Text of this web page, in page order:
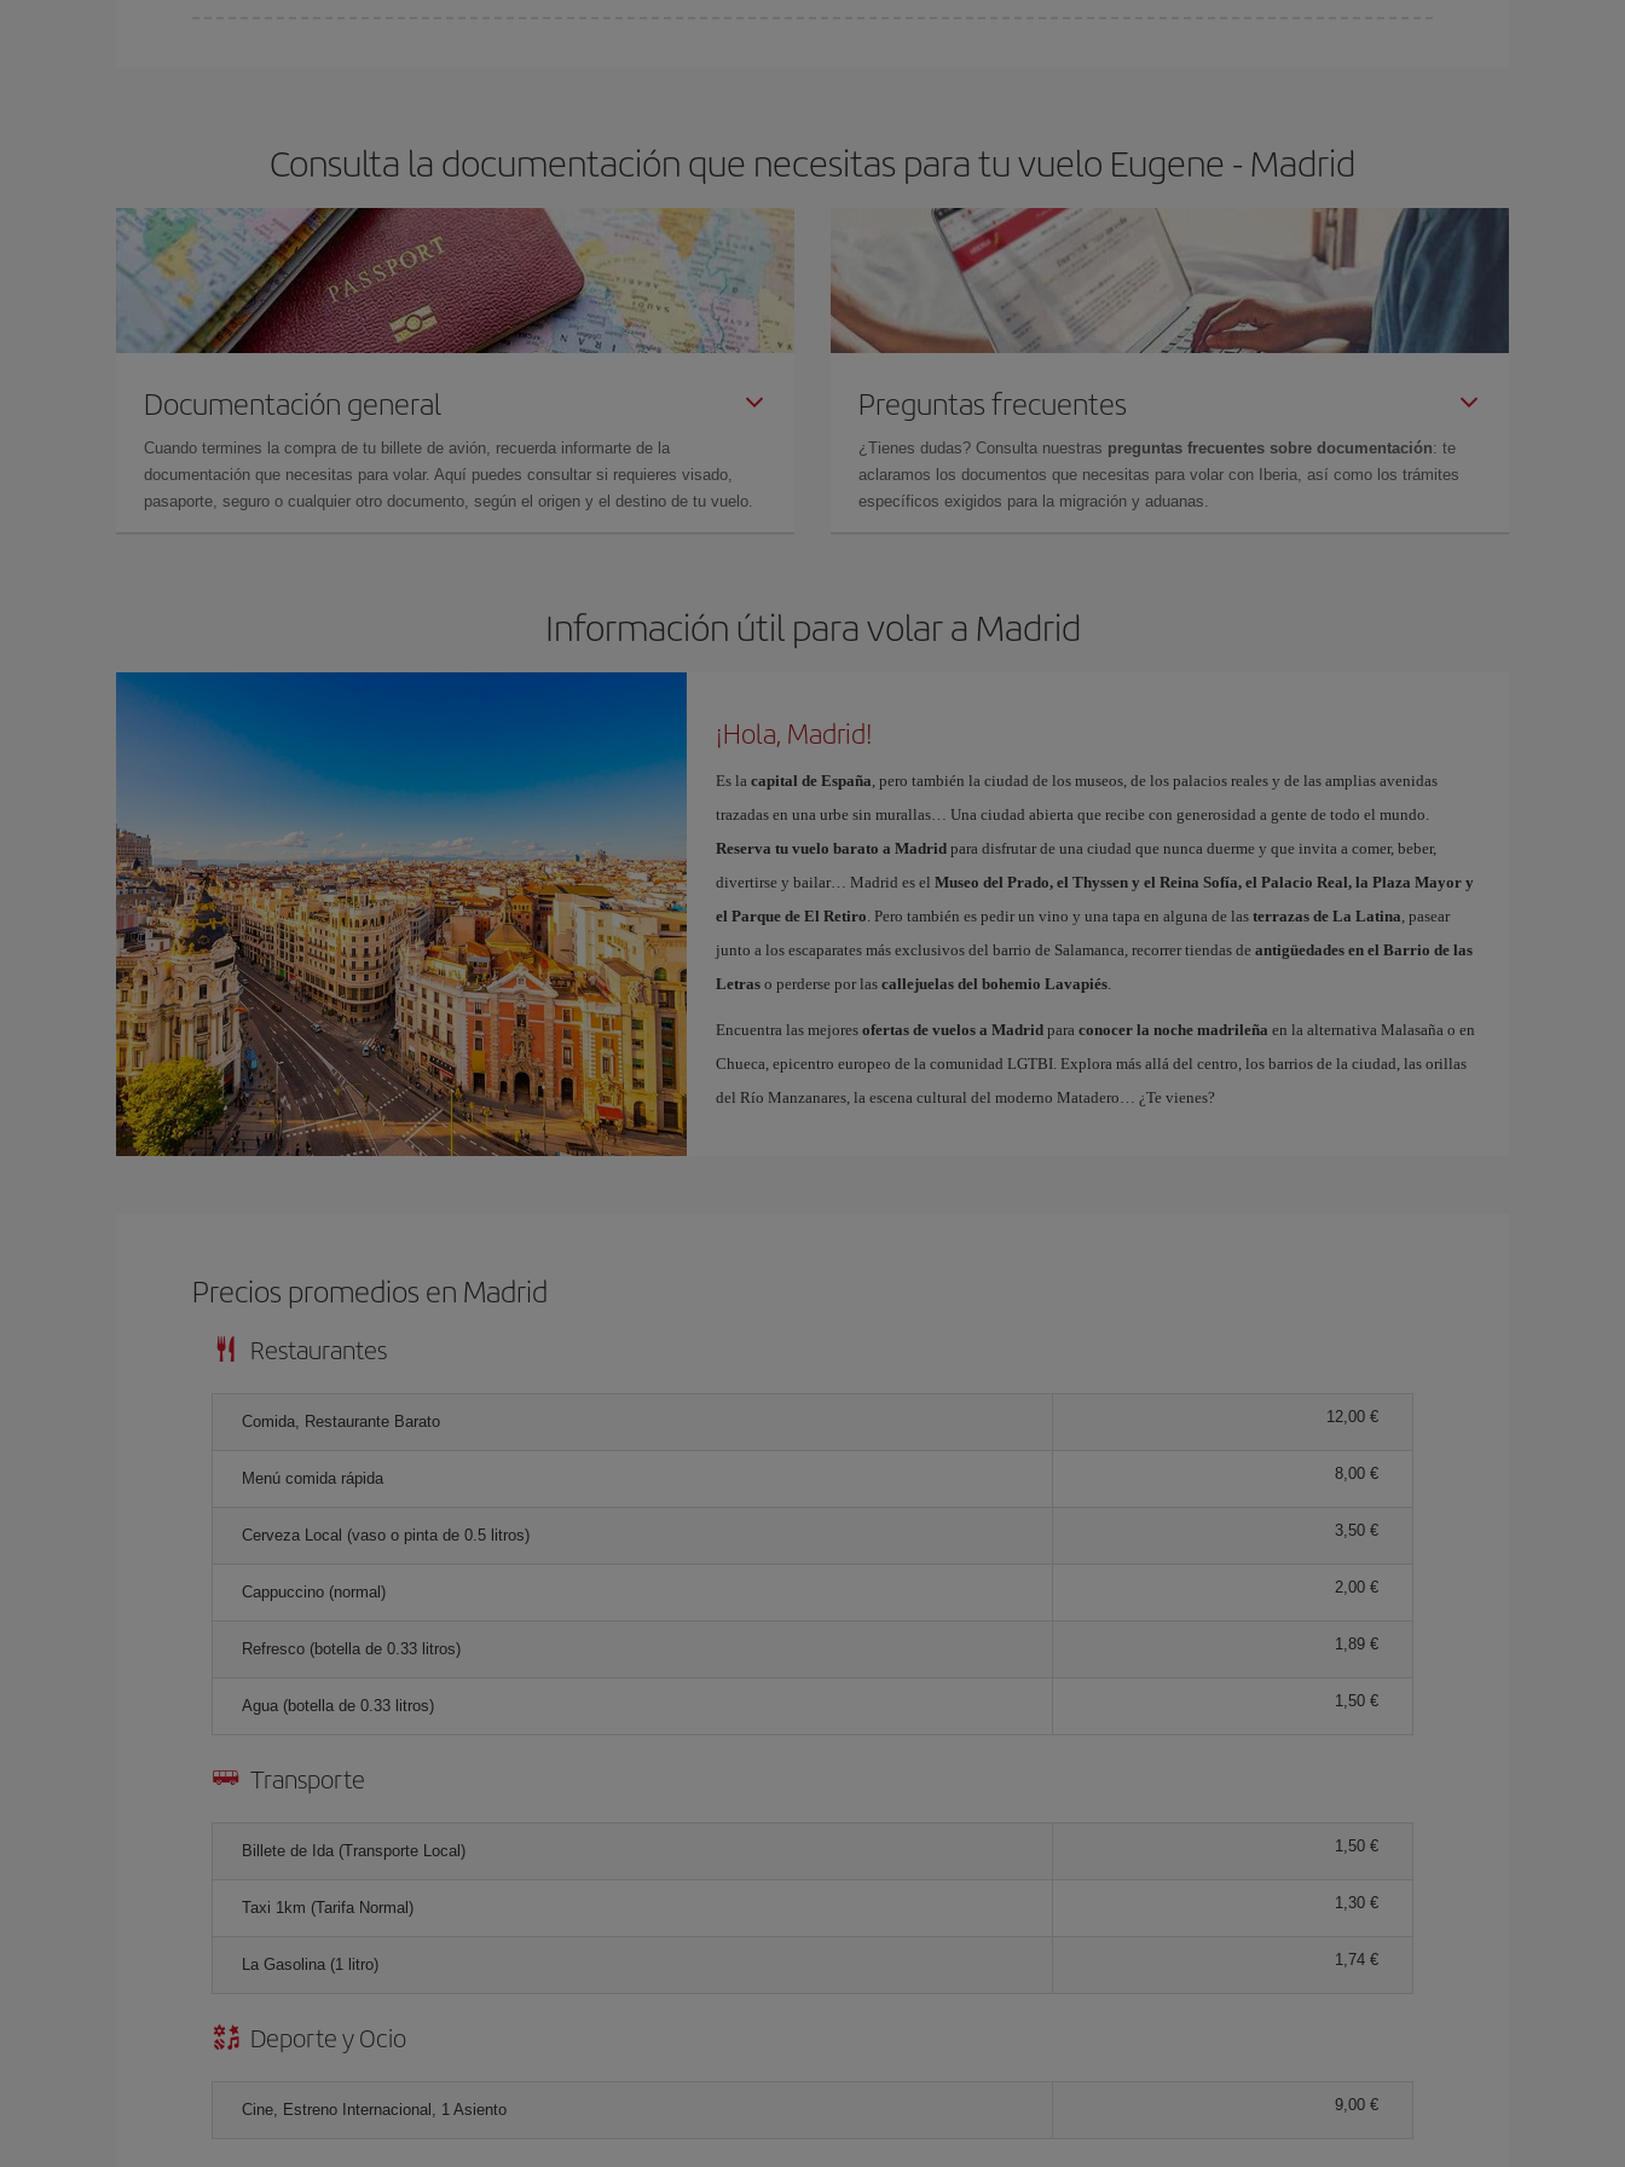
Consulta la documentación que necesitas para tu vuelo Eugene - Madrid
Documentación general
Cuando termines la compra de tu billete de avión, recuerda informarte de la
documentación que necesitas para volar. Aquí puedes consultar si requieres visado,
pasaporte, seguro o cualquier otro documento, según el origen y el destino de tu vuelo.
Preguntas frecuentes
¿Tienes dudas? Consulta nuestras preguntas frecuentes sobre documentación: te
aclaramos los documentos que necesitas para volar con Iberia, así como los trámites
específicos exigidos para la migración y aduanas.
Información útil para volar a Madrid
¡Hola, Madrid!
Es la capital de España, pero también la ciudad de los museos, de los palacios reales y de las amplias avenidas
trazadas en una urbe sin murallas… Una ciudad abierta que recibe con generosidad a gente de todo el mundo.
Reserva tu vuelo barato a Madridpara disfrutar de una ciudad que nunca duerme y que invita a comer, beber,
divertirse y bailar… Madrid es el Museo del Prado, el Thyssen y el Reina Sofía, el Palacio Real, la Plaza Mayor y
el Parque de El Retiro. Pero también es pedir un vino y una tapa en alguna de las terrazas de La Latina, pasear
junto a los escaparates más exclusivos del barrio de Salamanca, recorrer tiendas de antigüedades en el Barrio de las
Letraso perderse por las callejuelas del bohemio Lavapiés.
Encuentra las mejores ofertas de vuelos a Madridpara conocer la noche madrileña en la alternativa Malasaña o en
Chueca, epicentro europeo de la comunidad LGTBI. Explora más allá del centro, los barrios de la ciudad, las orillas
del Río Manzanares, la escena cultural del moderno Matadero… ¿Te vienes?
Precios promedios en Madrid
Restaurantes
Comida, Restaurante Barato 12,00 €
Menú comida rápida 8,00 €
Cerveza Local (vaso o pinta de 0.5 litros) 3,50 €
Cappuccino (normal) 2,00 €
Refresco (botella de 0.33 litros) 1,89 €
Agua (botella de 0.33 litros) 1,50 €
Transporte
Billete de Ida (Transporte Local) 1,50 €
Taxi 1km (Tarifa Normal) 1,30 €
La Gasolina (1 litro) 1,74 €
Deporte y Ocio
Cine, Estreno Internacional, 1 Asiento 9,00 €